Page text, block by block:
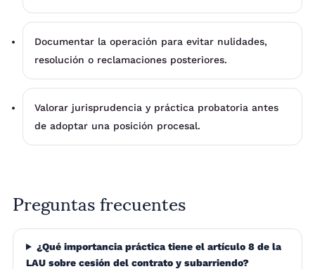
Documentar la operación para evitar nulidades,
resolución o reclamaciones posteriores.
Valorar jurisprudencia y práctica probatoria antes
de adoptar una posición procesal.
Preguntas frecuentes
¿Qué importancia práctica tiene el artículo 8 de la
LAU sobre cesión del contrato y subarriendo?